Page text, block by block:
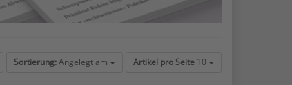
Sortierung:Angelegt am Artikel pro Seite 10